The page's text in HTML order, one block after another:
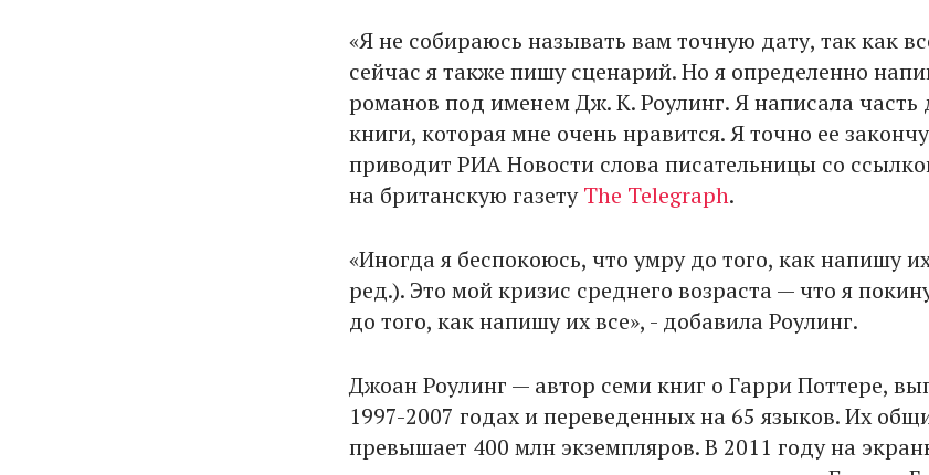
«Я не собираюсь называть вам точную дату, так как
сейчас я также пишу сценарий. Но я определенно
романов под именем Дж. К. Роулинг. Я написала часть
книги, которая мне очень нравится. Я точно ее
приводит РИА Новости слова писательницы со
на британскую газетуThe Telegraph.
«Иногда я беспокоюсь, что умру до того, как напишу
ред.). Это мой кризис среднего возраста — что я
до того, как напишу их все», - добавила Роулинг.
Джоан Роулинг — автор семи книг о Гарри Поттере,
1997-2007 годах и переведенных на 65 языков. Их
превышает 400 млн экземпляров. В 2011 году на